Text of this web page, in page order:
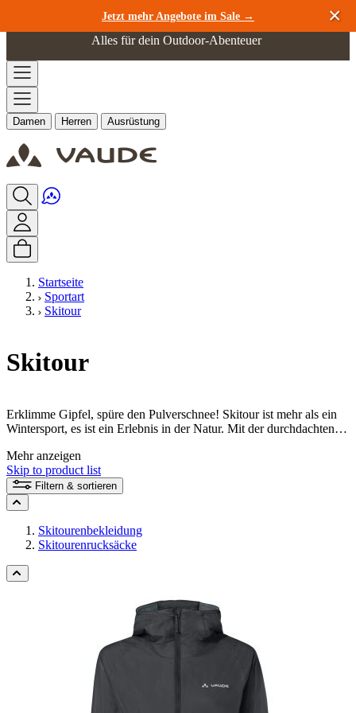
Jetzt mehr Angebote im Sale →
Zum Inhalt springen
Alles für dein Outdoor-Abenteuer
Damen Herren Ausrüstung
Startseite
Sportart
Skitour
Skitour
Erklimme Gipfel, spüre den Pulverschnee! Skitour ist mehr als ein
Wintersport, es ist ein Erlebnis in der Natur. Mit der durchdachten
Leicht, flexibel und funktional: Von atmungsaktiven Hardshells über
isolierende Midlayer bis zu cleveren Accessoires. Egal ob
Wintersportbekleidung Damen oder Wintersportbekleidung Herren –
VAUDE begleitet dich auf jedem Schritt zum Gipfel.
Mehr anzeigen
Skip to product list
Filtern & sortieren
Skitourenbekleidung
Skitourenrucksäcke